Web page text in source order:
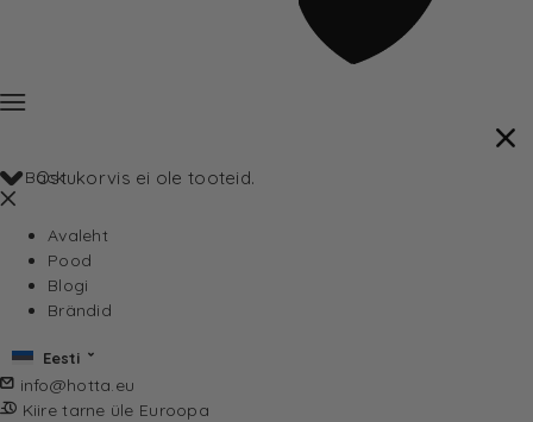
Ostukorvis ei ole tooteid.
Back
Avaleht
Pood
Blogi
Brändid
Eesti
info@hotta.eu
Kiire tarne üle Euroopa